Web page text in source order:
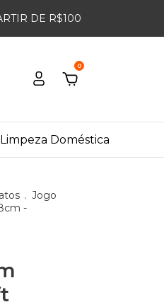
DE R$100
0
Limpeza Doméstica
. Jogo
-